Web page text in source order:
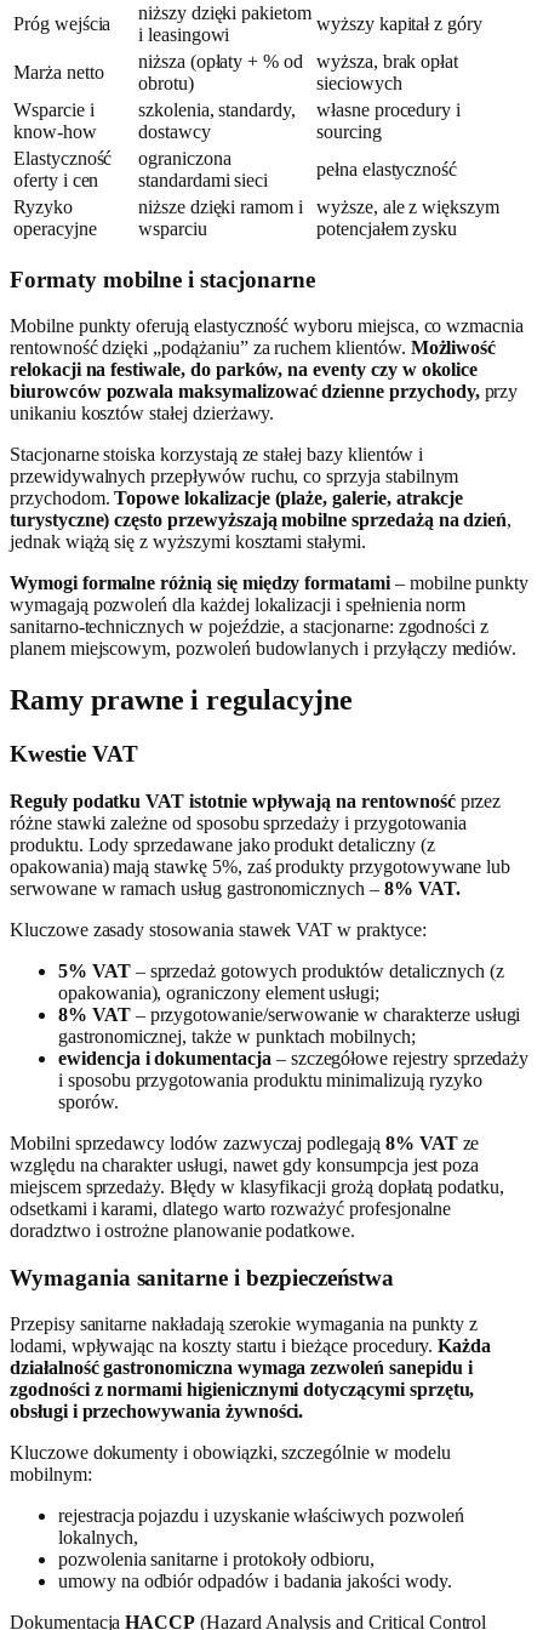
Próg wejścia
niższy dzięki pakietom
i leasingowi
wyższy kapitał z góry
Marża netto
niższa (opłaty + % od
obrotu)
wyższa, brak opłat
sieciowych
Wsparcie i
know-how
szkolenia, standardy,
dostawcy
własne procedury i
sourcing
Elastyczność
oferty i cen
ograniczona
standardami sieci
pełna elastyczność
Ryzyko
operacyjne
niższe dzięki ramom i
wsparciu
wyższe, ale z większym
potencjałem zysku
Formaty mobilne i stacjonarne
Mobilne punkty oferują elastyczność wyboru miejsca, co wzmacnia
rentowność dzięki „podążaniu” za ruchem klientów. Możliwość
relokacji na festiwale, do parków, na eventy czy w okolice
biurowców pozwala maksymalizować dzienne przychody,przy
unikaniu kosztów stałej dzierżawy.
Stacjonarne stoiska korzystają ze stałej bazy klientów i
przewidywalnych przepływów ruchu, co sprzyja stabilnym
przychodom.Topowe lokalizacje (plaże, galerie, atrakcje
turystyczne) często przewyższają mobilne sprzedażą na dzień,
jednak wiążą się z wyższymi kosztami stałymi.
Wymogi formalne różnią się między formatami– mobilne punkty
wymagają pozwoleń dla każdej lokalizacji i spełnienia norm
sanitarno-technicznych w pojeździe, a stacjonarne: zgodności z
planem miejscowym, pozwoleń budowlanych i przyłączy mediów.
Ramy prawne i regulacyjne
Kwestie VAT
Reguły podatku VAT istotnie wpływają na rentownośćprzez
różne stawki zależne od sposobu sprzedaży i przygotowania
produktu. Lody sprzedawane jako produkt detaliczny (z
opakowania) mają stawkę 5%, zaś produkty przygotowywane lub
serwowane w ramach usług gastronomicznych – 8% VAT.
Kluczowe zasady stosowania stawek VAT w praktyce:
5% VAT– sprzedaż gotowych produktów detalicznych (z
opakowania), ograniczony element usługi;
8% VAT– przygotowanie/serwowanie w charakterze usługi
gastronomicznej, także w punktach mobilnych;
ewidencja i dokumentacja – szczegółowe rejestry sprzedaży
i sposobu przygotowania produktu minimalizują ryzyko
sporów.
Mobilni sprzedawcy lodów zazwyczaj podlegają 8% VATze
względu na charakter usługi, nawet gdy konsumpcja jest poza
miejscem sprzedaży. Błędy w klasyfikacji grożą dopłatą podatku,
odsetkami i karami, dlatego warto rozważyć profesjonalne
doradztwo i ostrożne planowanie podatkowe.
Wymagania sanitarne i bezpieczeństwa
Przepisy sanitarne nakładają szerokie wymagania na punkty z
lodami, wpływając na koszty startu i bieżące procedury.Każda
działalność gastronomiczna wymaga zezwoleń sanepidu i
zgodności z normami higienicznymi dotyczącymi sprzętu,
obsługi i przechowywania żywności.
Kluczowe dokumenty i obowiązki, szczególnie w modelu
mobilnym:
rejestracja pojazdu i uzyskanie właściwych pozwoleń
lokalnych,
pozwolenia sanitarne i protokoły odbioru,
umowy na odbiór odpadów i badania jakości wody.
DokumentacjaHACCP (Hazard Analysis and Critical Control